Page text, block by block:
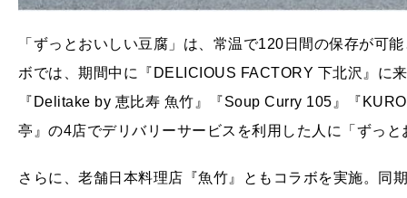
「ずっとおいしい豆腐」は、常温で120日間の保存が可
ボでは、期間中に『DELICIOUS FACTORY 下北沢』に
『Delitake by 恵比寿 魚竹』『Soup Curry 105』『
亭』の4店でデリバリーサービスを利用した人に「ずっ
さらに、老舗日本料理店『魚竹』ともコラボを実施。同